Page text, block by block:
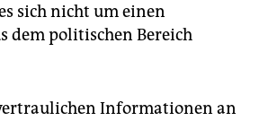
sich nicht um einen
dem politischen Bereich
Informationen an